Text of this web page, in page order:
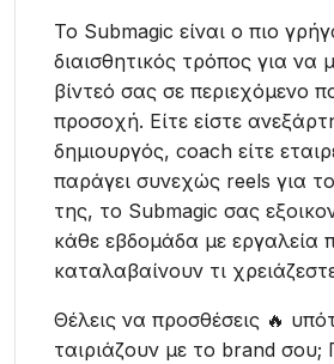
Το Submagic είναι ο πιο
διαισθητικός τρόπος για να
βίντεό σας σε περιεχόμενο
προσοχή. Είτε είστε
δημιουργός, coach είτε
παράγει συνεχώς reels για
της, το Submagic σας
κάθε εβδομάδα με εργαλεία
καταλαβαίνουν τι
Θέλεις να προσθέσεις 🔥
ταιριάζουν με το brand σου;